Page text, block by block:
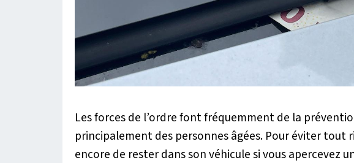
Les forces de l’ordre font fréquemment de la
principalement des personnes âgées. Pour éviter tout
encore de rester dans son véhicule si vous apercevez